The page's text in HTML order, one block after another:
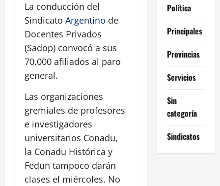
La conducción del
Sindicato Argentino de
Docentes Privados
(Sadop) convocó a sus
70.000 afiliados al paro
general.
Las organizaciones
gremiales de profesores
e investigadores
universitarios Conadu,
la Conadu Histórica y
Fedun tampoco darán
clases el miércoles. No
Política
Principales
Provincias
Servicios
Sin
categoría
Sindicatos